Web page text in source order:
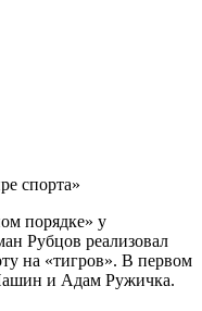
спорта»
порядке» у
Рубцов реализовал
на «тигров». В первом
и Адам Ружичка.